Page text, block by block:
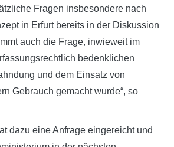
Fragen insbesondere nach
in Erfurt bereits in der Diskussion
auch die Frage, inwieweit im
bedenklichen
und dem Einsatz von
Gebrauch gemacht wurde“, so
dazu eine Anfrage eingereicht und